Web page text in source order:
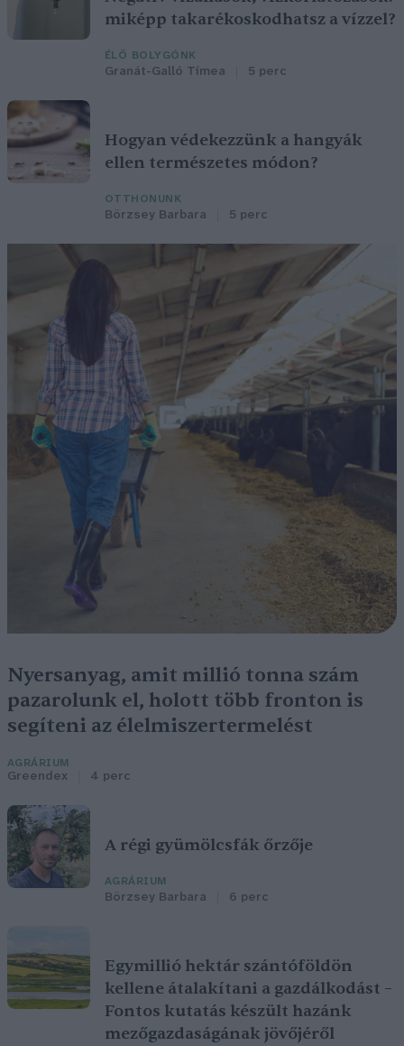
miképp takarékoskodhatsz a vízzel?
ÉLŐ BOLYGÓNK
Granát-Galló Tímea 5 perc
Hogyan védekezzünk a hangyák
ellen természetes módon?
OTTHONUNK
Börzsey Barbara 5 perc
Nyersanyag, amit millió tonna szám
pazarolunk el, holott több fronton is
segíteni az élelmiszertermelést
AGRÁRIUM
Greendex 4 perc
A régi gyümölcsfák őrzője
AGRÁRIUM
Börzsey Barbara 6 perc
Egymillió hektár szántóföldön
kellene átalakítani a gazdálkodást –
Fontos kutatás készült hazánk
mezőgazdaságának jövőjéről